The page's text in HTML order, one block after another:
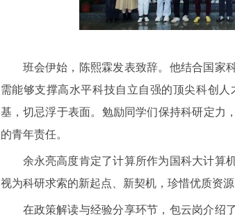
班会伊始，陈熙霖发表致辞。他结合国家
需能够支撑高水平科技自立自强的顶尖科创
基，切忌浮于表面。勉励同学们保持科研定力
的青年责任。
余永亮高度肯定了计算所作为国科大计算
视为科研求索的新起点、新契机，珍惜优质资源
在政策解读与经验分享环节，包云岗介绍